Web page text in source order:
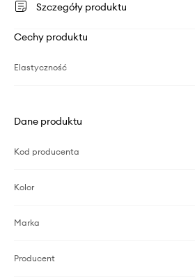
Szczegóły produktu
Cechy produktu
Elastyczność
Dane produktu
Kod producenta
Kolor
Marka
Producent